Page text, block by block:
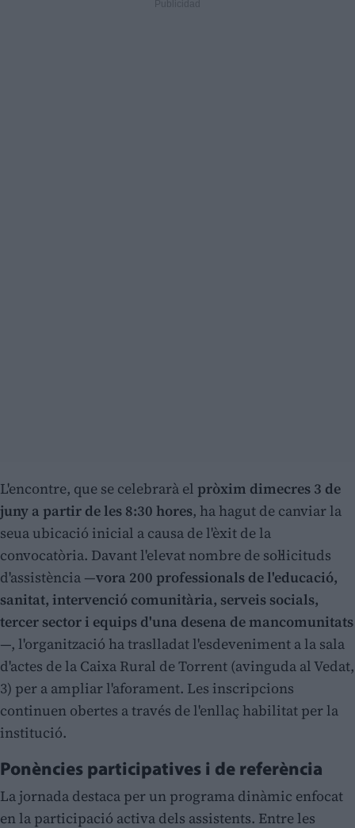
L'encontre, que se celebrarà el pròxim dimecres 3 de
juny a partir de les 8:30 hores, ha hagut de canviar la
seua ubicació inicial a causa de l'èxit de la
convocatòria. Davant l'elevat nombre de sol·licituds
d'assistència —vora 200 professionals de l'educació,
sanitat, intervenció comunitària, serveis socials,
tercer sector i equips d'una desena de mancomunitats
—, l'organització ha traslladat l'esdeveniment a la sala
d'actes de la Caixa Rural de Torrent (avinguda al Vedat,
3) per a ampliar l'aforament. Les inscripcions
continuen obertes a través de l'enllaç habilitat per la
institució.
Ponències participatives i de referència
La jornada destaca per un programa dinàmic enfocat
en la participació activa dels assistents. Entre les